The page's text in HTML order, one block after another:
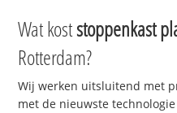
Wat koststoppenkast
Rotterdam?
Wij werken uitsluitend met
met de nieuwste